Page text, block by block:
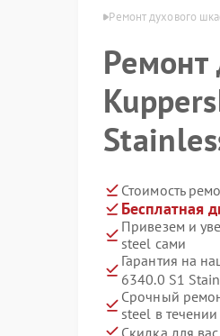
в Хабаровске Ремонт духового
Ремонт
Стоимость
Бесплатная
Привезем и
steel сами
Гарантия на
6340.0 S1
Срочный
steel в течении
Скидка для